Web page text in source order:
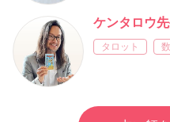
ケンタロウ
タロット